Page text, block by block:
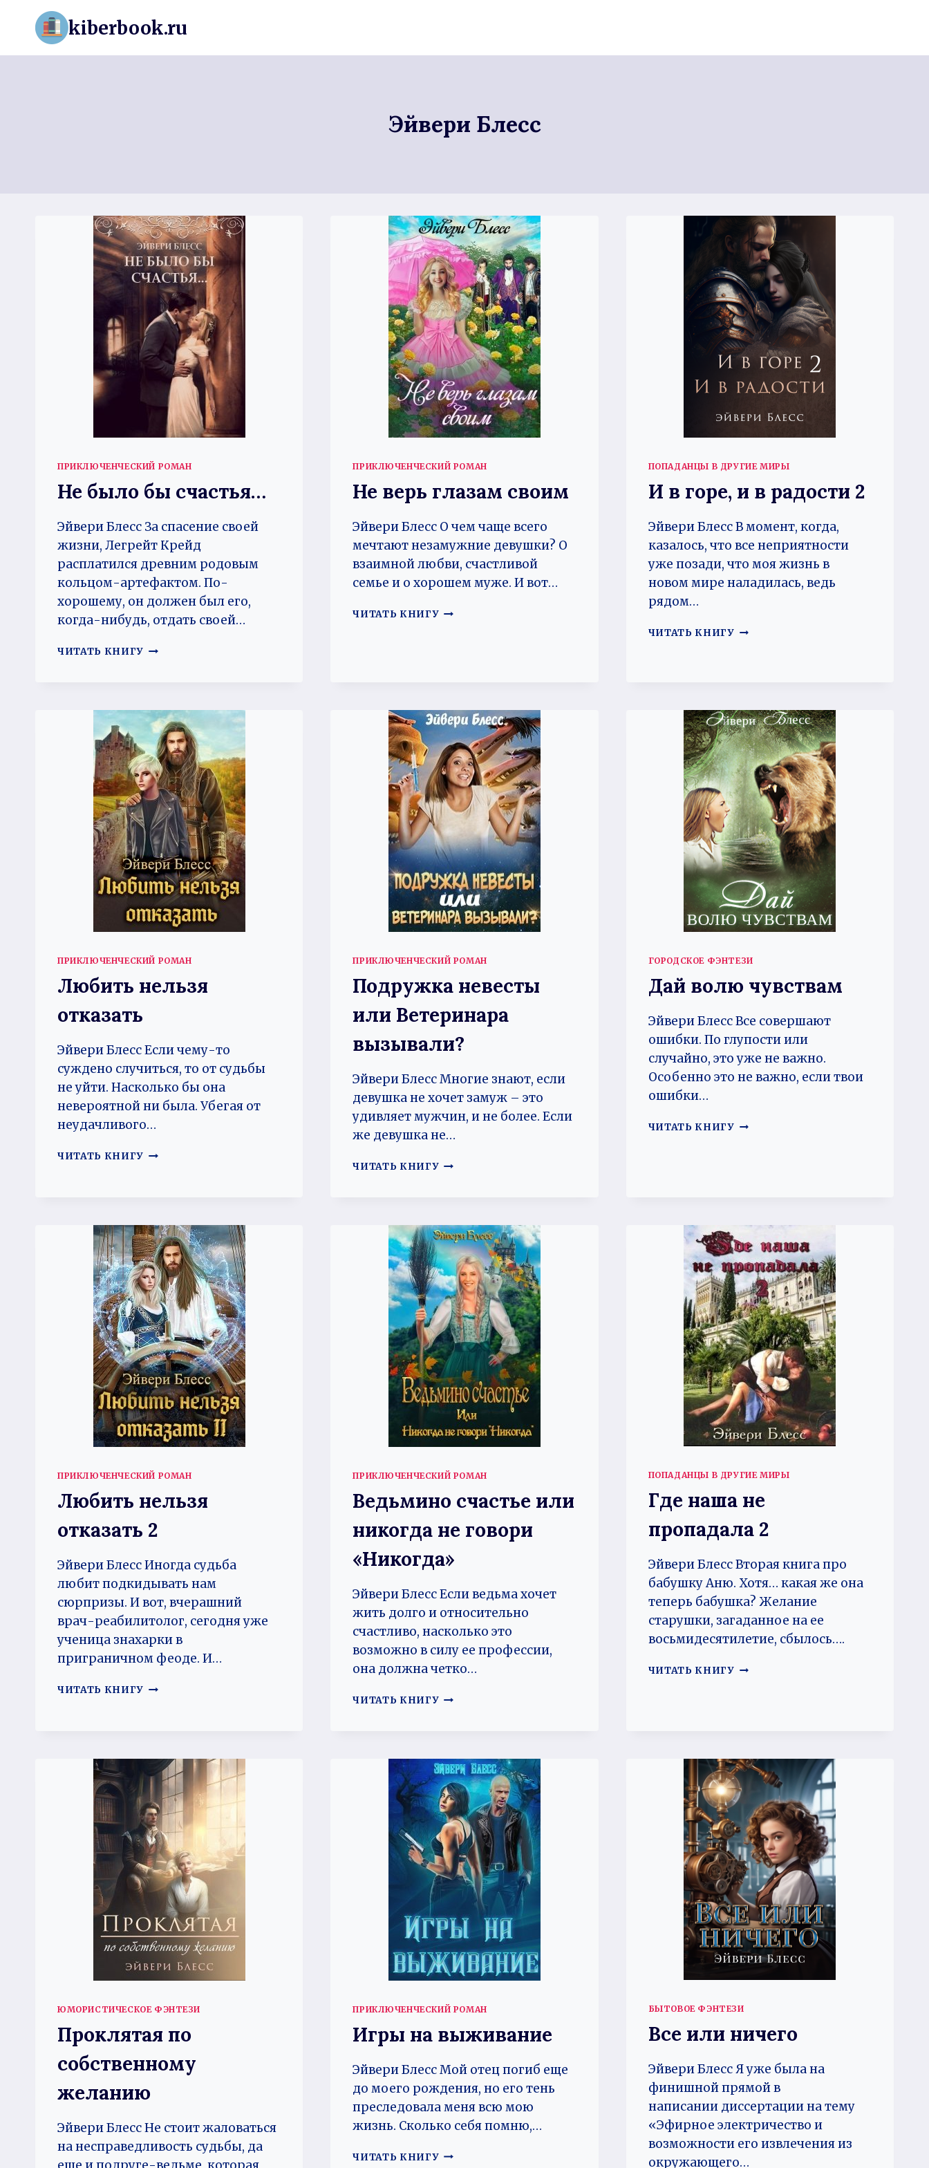
Перейти
содержимому
kiberbook.ru
Эйвери Блесс
ПРИКЛЮЧЕНЧЕСКИЙ РОМАН
Не было бы счастья…
Эйвери Блесс За спасение своей
жизни, Легрейт Крейд
расплатился древним родовым
кольцом-артефактом. По-
хорошему, он должен был его,
когда-нибудь, отдать своей…
ЧИТАТЬ КНИГУ НЕ
ПРИКЛЮЧЕНЧЕСКИЙ РОМАН
Не верь глазам своим
Эйвери Блесс О чем чаще всего
мечтают незамужние девушки? О
взаимной любви, счастливой
семье и о хорошем муже. И вот…
ЧИТАТЬ КНИГУ НЕ
ПОПАДАНЦЫ В ДРУГИЕ МИРЫ
И в горе, и в радости 2
Эйвери Блесс В момент, когда,
казалось, что все неприятности
уже позади, что моя жизнь в
новом мире наладилась, ведь
рядом…
ЧИТАТЬ КНИГУ И
2
ПРИКЛЮЧЕНЧЕСКИЙ РОМАН
Любить нельзя
отказать
Эйвери Блесс Если чему-то
суждено случиться, то от судьбы
не уйти. Насколько бы она
невероятной ни была. Убегая от
неудачливого…
ЧИТАТЬ КНИГУ ЛЮБИТЬ
ПРИКЛЮЧЕНЧЕСКИЙ РОМАН
Подружка невесты
или Ветеринара
вызывали?
Эйвери Блесс Многие знают, если
девушка не хочет замуж – это
удивляет мужчин, и не более. Если
же девушка не…
ЧИТАТЬ КНИГУ ПОДРУЖКА
ГОРОДСКОЕ ФЭНТЕЗИ
Дай волю чувствам
Эйвери Блесс Все совершают
ошибки. По глупости или
случайно, это уже не важно.
Особенно это не важно, если твои
ошибки…
ЧИТАТЬ КНИГУ ДАЙ
ПРИКЛЮЧЕНЧЕСКИЙ РОМАН
Любить нельзя
отказать 2
Эйвери Блесс Иногда судьба
любит подкидывать нам
сюрпризы. И вот, вчерашний
врач-реабилитолог, сегодня уже
ученица знахарки в
приграничном феоде. И…
ЧИТАТЬ КНИГУ ЛЮБИТЬ
ПРИКЛЮЧЕНЧЕСКИЙ РОМАН
Ведьмино счастье или
никогда не говори
«Никогда»
Эйвери Блесс Если ведьма хочет
жить долго и относительно
счастливо, насколько это
возможно в силу ее профессии,
она должна четко…
ЧИТАТЬ КНИГУ ВЕДЬМИНО
ГОВОРИ
«НИКОГДА»
ПОПАДАНЦЫ В ДРУГИЕ МИРЫ
Где наша не
пропадала 2
Эйвери Блесс Вторая книга про
бабушку Аню. Хотя… какая же она
теперь бабушка? Желание
старушки, загаданное на ее
восьмидесятилетие, сбылось….
ЧИТАТЬ КНИГУ ГДЕ
ЮМОРИСТИЧЕСКОЕ ФЭНТЕЗИ
Проклятая по
собственному
желанию
Эйвери Блесс Не стоит жаловаться
на несправедливость судьбы, да
ПРИКЛЮЧЕНЧЕСКИЙ РОМАН
Игры на выживание
Эйвери Блесс Мой отец погиб еще
до моего рождения, но его тень
преследовала меня всю мою
жизнь. Сколько себя помню,…
ЧИТАТЬ КНИГУ ИГРЫ
БЫТОВОЕ ФЭНТЕЗИ
Все или ничего
Эйвери Блесс Я уже была на
финишной прямой в
написании диссертации на тему
«Эфирное электричество и
возможности его извлечения из
окружающего…